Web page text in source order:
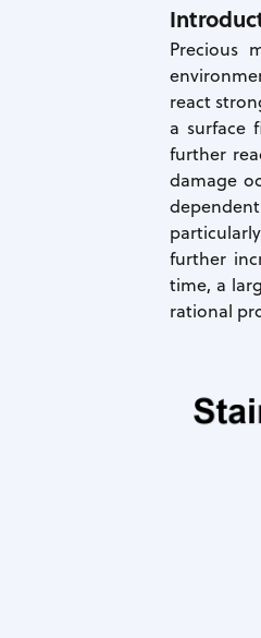
Precious
react
a surface
further
damage
further
time, a
rational